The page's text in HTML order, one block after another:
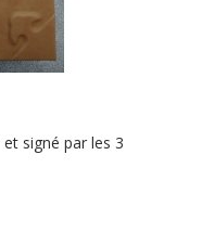
signé par les 3